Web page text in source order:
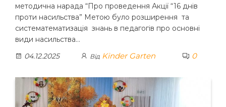
методична нарада “Про проведення Акції “16 днів
проти насильства” Метою було розширення та
систематематизація знань в педагогів про основні
види насильства…
04.12.2025
Від Kinder Garten 0